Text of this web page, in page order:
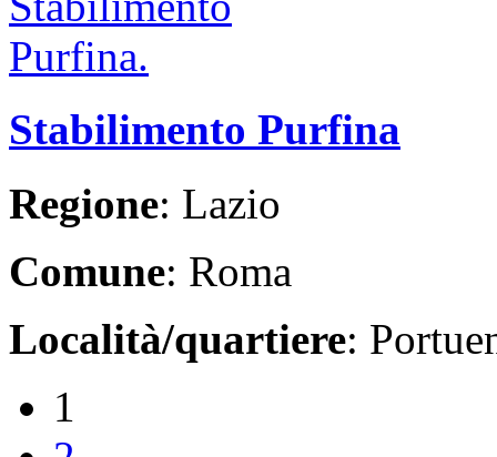
Stabilimento Purfina
Regione: Lazio
Comune: Roma
Località/quartiere:
1